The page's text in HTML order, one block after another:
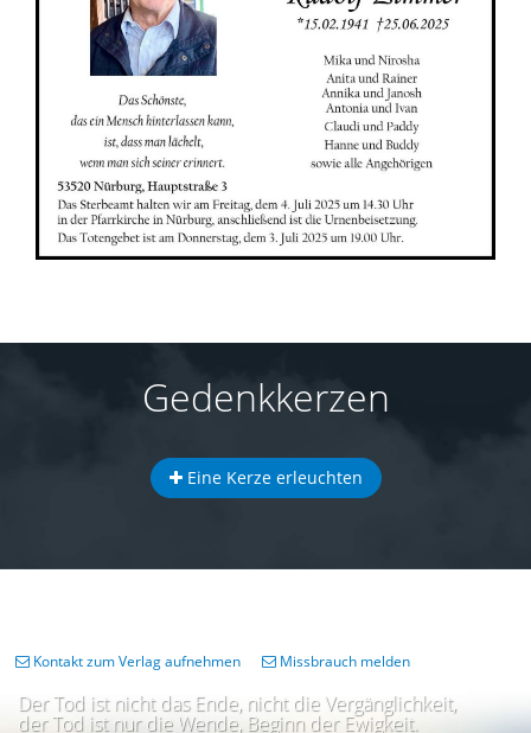
Gedenkkerzen
Eine Kerze erleuchten
Der Tod ist nicht das Ende, nicht die Vergänglichkeit,
der Tod ist nur die Wende, Beginn der Ewigkeit.
Kontakt zum Verlag aufnehmen Missbrauch melden